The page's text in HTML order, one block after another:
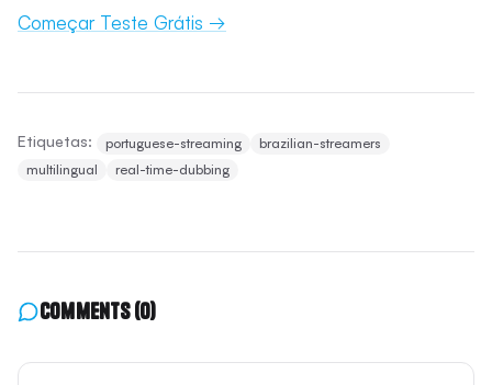
Começar Teste Grátis →
Etiquetas: portuguese-streaming
brazilian-streamers
multilingual
real-time-dubbing
Comments(0)